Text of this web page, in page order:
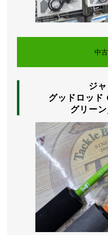
中
ジ
グッドロッド
グリー